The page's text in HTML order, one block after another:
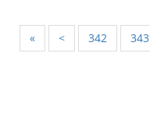
« < 342 343